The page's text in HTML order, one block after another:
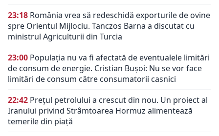
23:18 România vrea să redeschidă exporturile de ovine
spre Orientul Mijlociu. Tanczos Barna a discutat cu
ministrul Agriculturii din Turcia
23:00 Populația nu va fi afectată de eventualele limitări
de consum de energie. Cristian Bușoi: Nu se vor face
limitări de consum către consumatorii casnici
22:42 Prețul petrolului a crescut din nou. Un proiect al
Iranului privind Strâmtoarea Hormuz alimentează
temerile din piață